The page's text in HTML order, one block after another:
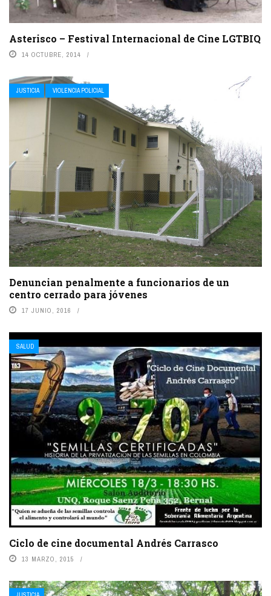
Asterisco – Festival Internacional de Cine LGTBIQ
14 OCTUBRE, 2014
JUSTICIA VIOLENCIA POLICIAL
Denuncian penalmente a funcionarios de un
centro cerrado para jóvenes
17 JUNIO, 2016
SALUD
Ciclo de cine documental Andrés Carrasco
13 MARZO, 2015